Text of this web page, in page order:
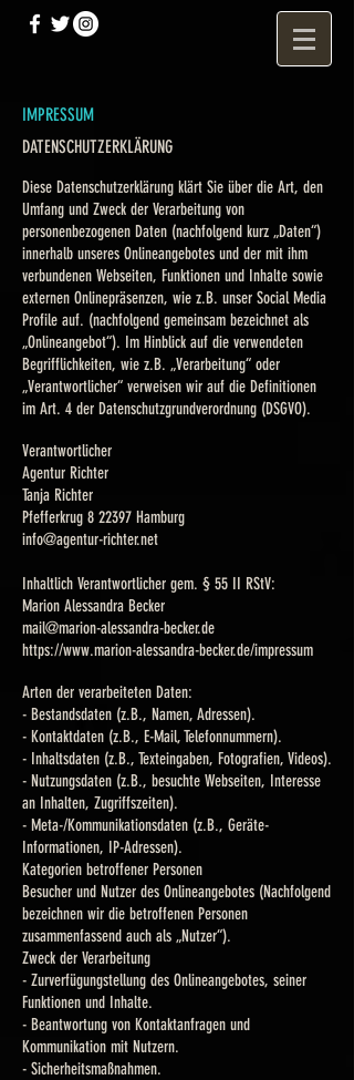
IMPRESSUM
DATENSCHUTZERKLÄRUNG
Diese Datenschutzerklärung klärt Sie über die Art, den
Umfang und Zweck der Verarbeitung von
personenbezogenen Daten (nachfolgend kurz „Daten“)
innerhalb unseres Onlineangebotes und der mit ihm
verbundenen Webseiten, Funktionen und Inhalte sowie
externen Onlinepräsenzen, wie z.B. unser Social Media
Profile auf. (nachfolgend gemeinsam bezeichnet als
„Onlineangebot“). Im Hinblick auf die verwendeten
Begrifflichkeiten, wie z.B. „Verarbeitung“ oder
„Verantwortlicher“ verweisen wir auf die Definitionen
im Art. 4 der Datenschutzgrundverordnung (DSGVO).
Verantwortlicher
Agentur Richter
Tanja Richter
Pfefferkrug 8 22397 Hamburg
info@agentur-richter.net
​Inhaltlich Verantwortlicher gem. § 55 II RStV:
Marion Alessandra Becker
mail@marion-alessandra-becker.de
https://www.marion-alessandra-becker.de/impressum
Arten der verarbeiteten Daten:
- Bestandsdaten (z.B., Namen, Adressen).
- Kontaktdaten (z.B., E-Mail, Telefonnummern).
- Inhaltsdaten (z.B., Texteingaben, Fotografien, Videos).
- Nutzungsdaten (z.B., besuchte Webseiten, Interesse
an Inhalten, Zugriffszeiten).
- Meta-/Kommunikationsdaten (z.B., Geräte-
Informationen, IP-Adressen).
Kategorien betroffener Personen
Besucher und Nutzer des Onlineangebotes (Nachfolgend
bezeichnen wir die betroffenen Personen
zusammenfassend auch als „Nutzer“).
Zweck der Verarbeitung
- Zurverfügungstellung des Onlineangebotes, seiner
Funktionen und Inhalte.
- Beantwortung von Kontaktanfragen und
Kommunikation mit Nutzern.
- Sicherheitsmaßnahmen.